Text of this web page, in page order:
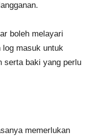
boleh melayari
log masuk untuk
serta baki yang perlu
memerlukan